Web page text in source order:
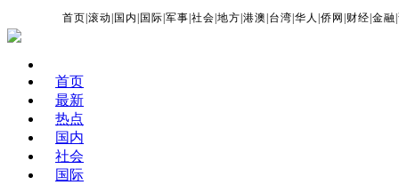
首页 |滚动 国内 国际 |军事 |社会 |地方 |港澳 台湾 |华人 |侨网 财经 |金融 |
首页
最新
热点
国内
社会
国际